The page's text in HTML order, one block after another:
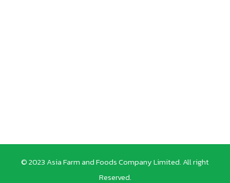
© 2023 Asia Farm and Foods Company Limited. All right
Reserved.